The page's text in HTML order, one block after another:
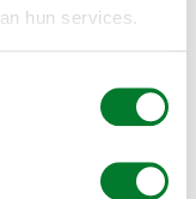
hun services.